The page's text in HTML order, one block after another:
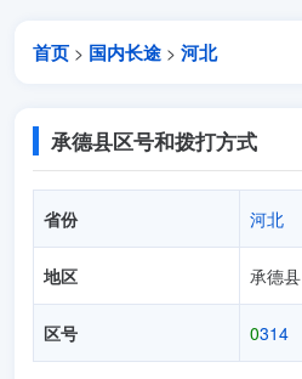
首页 > 国内长途 > 河北
承德县区号和拨打方式
省份 河北
地区 承德县
区号 0314